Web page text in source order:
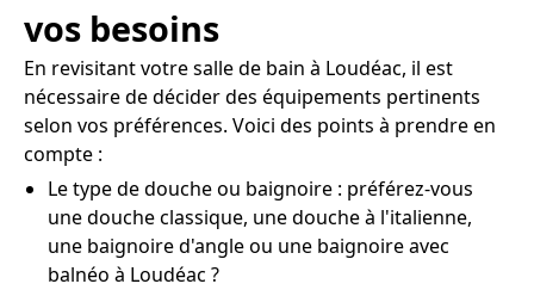
vos besoins
En revisitant votre salle de bain à Loudéac, il est
nécessaire de décider des équipements pertinents
selon vos préférences. Voici des points à prendre en
compte :
Le type de douche ou baignoire : préférez-vous
une douche classique, une douche à l'italienne,
une baignoire d'angle ou une baignoire avec
balnéo à Loudéac ?